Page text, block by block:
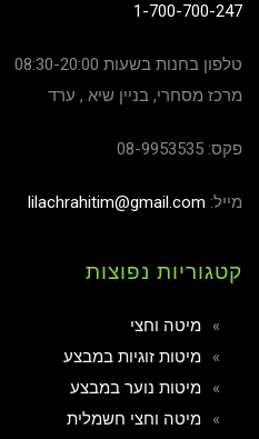
1-700-700-247
טלפון בחנות בשעות 08:30-20:00
מרכז מסחרי, בניין שיא , ערד
פקס: 08-9953535
מייל: lilachrahitim@gmail.com
קטגוריות נפוצות
מיטה וחצי
מיטות זוגיות במבצע
מיטות נוער במבצע
מיטה וחצי חשמלית